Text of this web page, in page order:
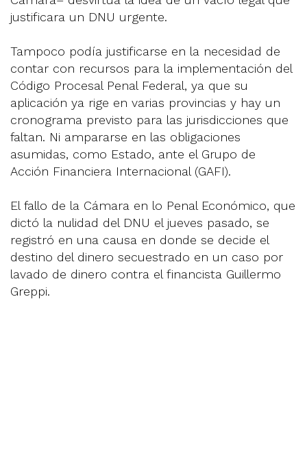
justificara un DNU urgente.
Tampoco podía justificarse en la necesidad de
contar con recursos para la implementación del
Código Procesal Penal Federal, ya que su
aplicación ya rige en varias provincias y hay un
cronograma previsto para las jurisdicciones que
faltan. Ni ampararse en las obligaciones
asumidas, como Estado, ante el Grupo de
Acción Financiera Internacional (GAFI).
El fallo de la Cámara en lo Penal Económico, que
dictó la nulidad del DNU el jueves pasado, se
registró en una causa en donde se decide el
destino del dinero secuestrado en un caso por
lavado de dinero contra el financista Guillermo
Greppi.